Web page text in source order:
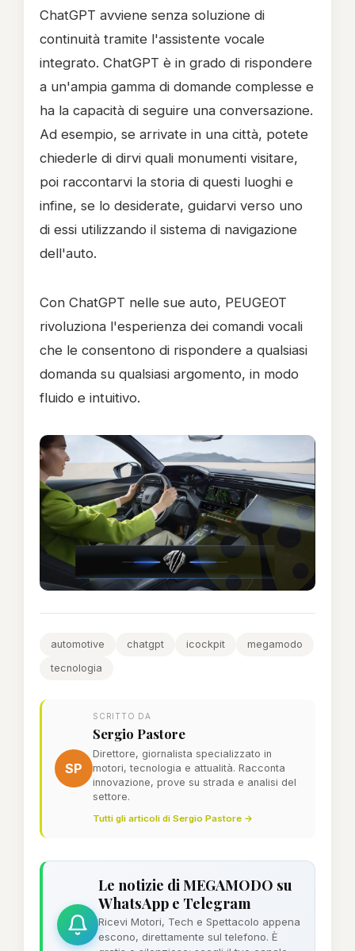
ChatGPT avviene senza soluzione di
continuità tramite l'assistente vocale
integrato. ChatGPT è in grado di rispondere
a un'ampia gamma di domande complesse e
ha la capacità di seguire una conversazione.
Ad esempio, se arrivate in una città, potete
chiederle di dirvi quali monumenti visitare,
poi raccontarvi la storia di questi luoghi e
infine, se lo desiderate, guidarvi verso uno
di essi utilizzando il sistema di navigazione
dell'auto.
Con ChatGPT nelle sue auto, PEUGEOT
rivoluziona l'esperienza dei comandi vocali
che le consentono di rispondere a qualsiasi
domanda su qualsiasi argomento, in modo
fluido e intuitivo.
automotive chatgpt icockpit
megamodo
tecnologia
SP
SCRITTO DA
Sergio Pastore
Direttore, giornalista specializzato in
motori, tecnologia e attualità. Racconta
innovazione, prove su strada e analisi del
settore.
Tutti gli articoli di Sergio Pastore →
Le notizie di MEGAMODO su
WhatsApp e Telegram
Ricevi Motori, Tech e Spettacolo appena
escono, direttamente sul telefono. È